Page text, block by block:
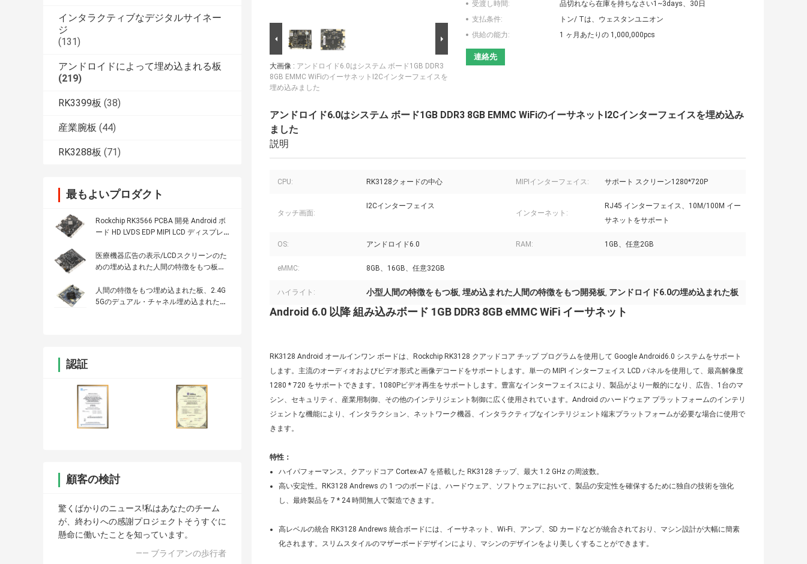
インタラクティブなデジタルサイネー
ジ
(131)
アンドロイドによって埋め込まれる板
(219)
RK3399板 (38)
産業腕板 (44)
RK3288板 (71)
最もよいプロダクト
Rockchip RK3566 PCBA 開発 Android ボ
ード HD LVDS EDP MIPI LCD ディスプレイ
医療機器広告の表示/LCDスクリーンのた
めの埋め込まれた人間の特徴をもつ板
人間の特徴をもつ埋め込まれた板、2.4G
5Gのデュアル・チャネル埋め込まれたパ
認証
顧客の検討
驚くばかりのニュース!私はあなたのチーム
が、終わりへの感謝プロジェクトそうすぐに
懸命に働いたことを知っています。
—— ブライアンの歩行者
大画像 : アンドロイド6.0はシステム ボード1GB DDR3
8GB EMMC WiFiのイーサネットI2Cインターフェイスを
埋め込みました
受渡し時間:
品切れなら在庫を持ちなさい1~3days、30日
支払条件:
トン/ Tは、ウェスタンユニオン
供給の能力:
1 ヶ月あたりの 1,000,000pcs
連絡先
アンドロイド6.0はシステム ボード1GB DDR3 8GB EMMC WiFiのイーサネットI2Cインターフェイスを埋め込み
ました
説明
CPU: RK3128クォードの中心 MIPIインターフェイス: サポート スクリーン1280*720P
タッチ画面:
I2Cインターフェイス
インターネット:
RJ45 インターフェイス、10M/100M イー
サネットをサポート
OS: アンドロイド6.0 RAM: 1GB、任意2GB
eMMC: 8GB、16GB、任意32GB
ハイライト: 小型人間の特徴をもつ板, 埋め込まれた人間の特徴をもつ開発板, アンドロイド6.0の埋め込まれた板
Android 6.0 以降 組み込みボード 1GB DDR3 8GB eMMC WiFi イーサネット
RK3128 Android オールインワン ボードは、Rockchip RK3128 クアッドコア チップ プログラムを使用して Google Android6.0 システムをサポート
します。主流のオーディオおよびビデオ形式と画像デコードをサポートします。単一の MIPI インターフェイス LCD パネルを使用して、最高解像度
1280 * 720 をサポートできます。1080Pビデオ再生をサポートします。豊富なインターフェイスにより、製品がより一般的になり、広告、1台のマ
シン、セキュリティ、産業用制御、その他のインテリジェント制御に広く使用されています。Android のハードウェア プラットフォームのインテリ
ジェントな機能により、インタラクション、ネットワーク機器、インタラクティブなインテリジェント端末プラットフォームが必要な場合に使用で
きます。
特性：
ハイパフォーマンス。クアッドコア Cortex-A7 を搭載した RK3128 チップ、最大 1.2 GHz の周波数。
高い安定性。RK3128 Andrews の 1 つのボードは、ハードウェア、ソフトウェアにおいて、製品の安定性を確保するために独自の技術を強化
し、最終製品を 7 * 24 時間無人で製造できます。
高レベルの統合 RK3128 Andrews 統合ボードには、イーサネット、Wi-Fi、アンプ、SD カードなどが統合されており、マシン設計が大幅に簡素
化されます。スリムスタイルのマザーボードデザインにより、マシンのデザインをより美しくすることができます。